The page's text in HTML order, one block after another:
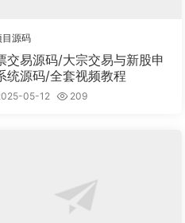
目源码
交易源码/大宗交易与新股申
统源码/全套视频教程
05-12 209